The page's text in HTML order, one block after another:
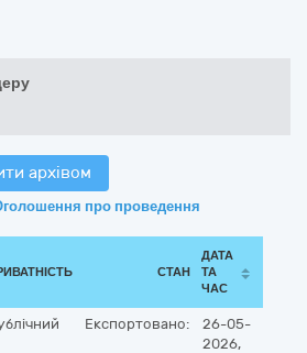
архівом
про проведення
СТАН
ДАТА
ТА
ЧАС
Експортовано:
26-05-
2026,